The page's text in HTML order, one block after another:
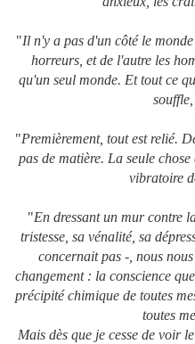
"Il n'y a pas d'un côté le monde
horreurs, et de l'autre les
qu'un seul monde. Et tout ce
"Premièrement, tout est relié.
pas de matière. La seule
vibratoire
"En dressant un mur contre
tristesse, sa vénalité, sa
concernait pas -, nous
changement : la conscience
précipité chimique de toutes
toutes
Mais dès que je cesse de voir